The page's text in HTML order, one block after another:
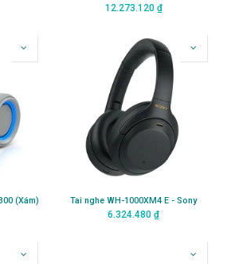
12.273.120₫
(Xám) Tai nghe WH-1000XM4 E - Sony
6.324.480 ₫